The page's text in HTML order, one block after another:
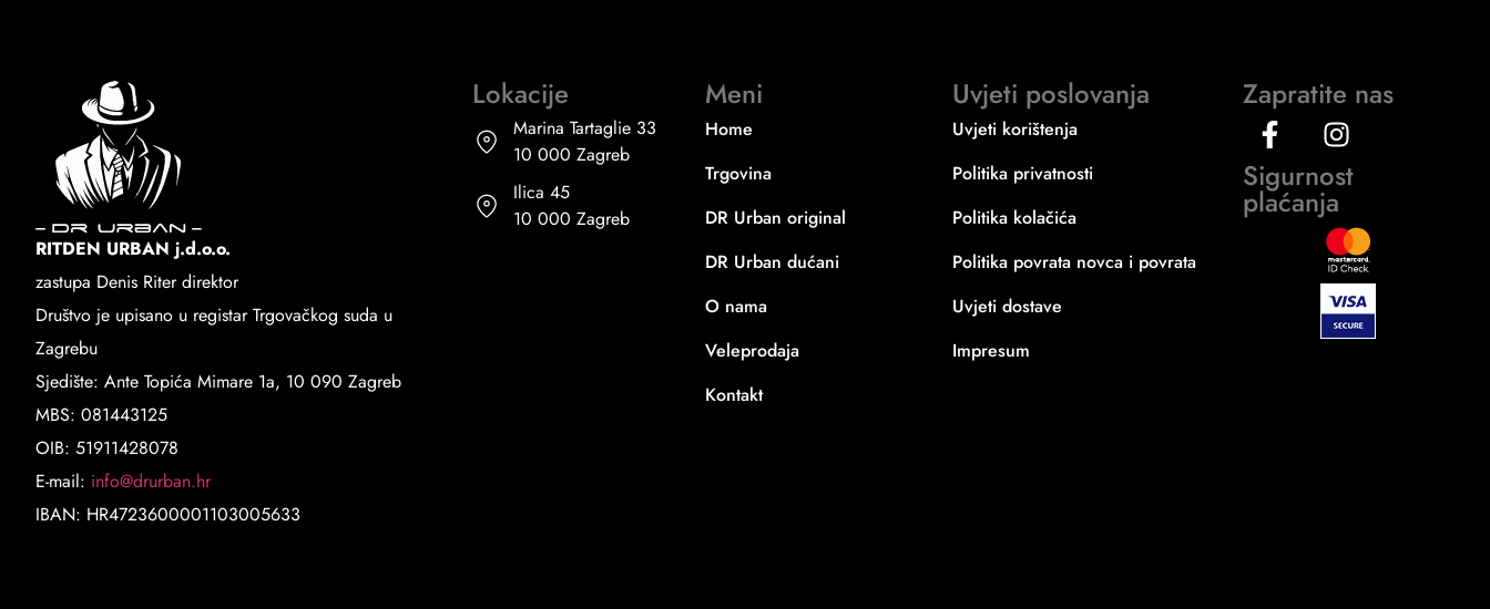
RITDEN URBAN j.d.o.o.
zastupa Denis Riter direktor
Društvo je upisano u registar Trgovačkog suda u
Zagrebu
Sjedište: Ante Topića Mimare 1a, 10 090 Zagreb
MBS: 081443125
OIB: 51911428078
E-mail: info@drurban.hr
IBAN: HR4723600001103005633
Lokacije
Marina Tartaglie 33
10 000 Zagreb
Ilica 45
10 000 Zagreb
Meni
Home
Trgovina
DR Urban original
DR Urban dućani
O nama
Veleprodaja
Kontakt
Uvjeti poslovanja
Uvjeti korištenja
Politika privatnosti
Politika kolačića
Politika povrata novca i povrata
Uvjeti dostave
Impresum
Zapratite nas
Sigurnost
plaćanja